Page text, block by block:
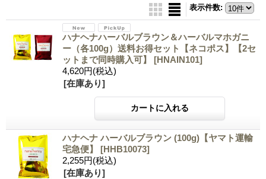
表示件数:
ハナヘナハーバルブラウン＆ハーバルマホガニ
ー（各100g）送料お得セット【ネコポス】【2セ
ットまで同時購入可】 [HNAIN101]
4,620円(税込)
[在庫あり]
ハナヘナ ハーバルブラウン (100g)【ヤマト運輸
宅急便】 [HHB10073]
2,255円(税込)
[在庫あり]